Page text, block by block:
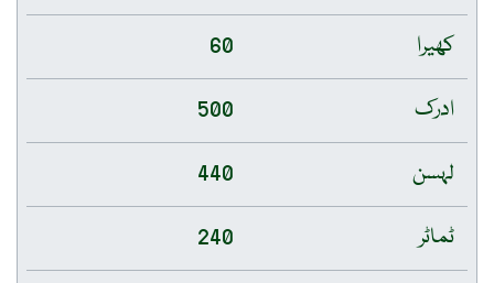
کھیرا
60
ادرک
500
لہسن
440
ٹماٹر
240